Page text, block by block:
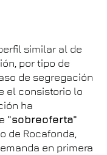
similar al de
por tipo de
de segregación
el consistorio lo
ha
"sobreoferta"
de Rocafonda,
en primera